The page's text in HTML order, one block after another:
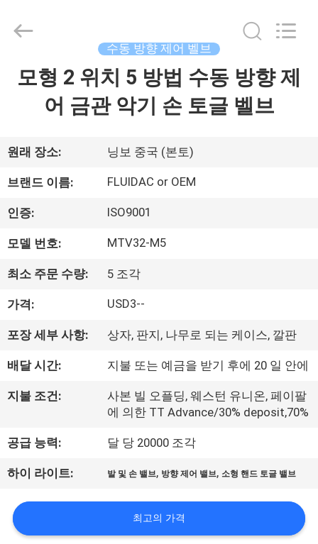
집
품
동
영
우
리
에
대
여
공
장
Copyright
FENGHUA
FLUID
AUTOMATIC
수동 방향 제어 벨브
모형 2 위치 5 방법 수동 방향 제
어 금관 악기 손 토글 벨브
원래 장소: 닝보 중국 (본토)
브랜드 이름: FLUIDAC or OEM
인증: ISO9001
모델 번호: MTV32-M5
최소 주문 수량: 5 조각
가격: USD3--
포장 세부 사항: 상자, 판지, 나무로 되는 케이스, 깔판
배달 시간: 지불 또는 예금을 받기 후에 20 일 안에
지불 조건:
사본 빌 오플딩, 웨스턴 유니온, 페이팔
에 의한 TT Advance/30% deposit,70%
공급 능력: 달 당 20000 조각
하이 라이트: 발 및 손 밸브, 방향 제어 밸브, 소형 핸드 토글 밸브
최고의 가격